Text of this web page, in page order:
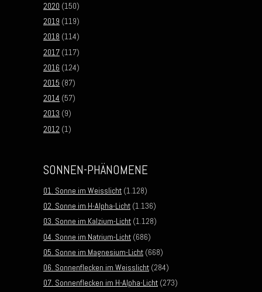
2020 (150)
2019 (119)
2018 (114)
2017 (117)
2016 (124)
2015 (87)
2014 (57)
2013 (9)
2012 (1)
SONNEN-PHÄNOMENE
01. Sonne im Weisslicht (1.128)
02. Sonne im H-Alpha-Licht (1.136)
03. Sonne im Kalzium-Licht (1.128)
04. Sonne im Natrium-Licht (686)
05. Sonne im Magnesium-Licht (668)
06. Sonnenflecken im Weisslicht (284)
07. Sonnenflecken im H-Alpha-Licht (273)